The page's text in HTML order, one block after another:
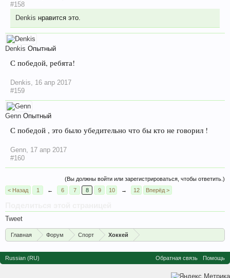
#158
Denkis нравится это.
Denkis Опытный
С победой, ребята!
Denkis, 16 апр 2017
#159
Genn Опытный
С победой , это было убедительно что бы кто не говорил !
Genn, 17 апр 2017
#160
(Вы должны войти или зарегистрироваться, чтобы ответить.)
< Назад
1 ← 6 7 8 9 10 → 12 Вперёд >
Tweet
Главная Форум Спорт Хоккей
Russian (RU) Обратная связь Помощь